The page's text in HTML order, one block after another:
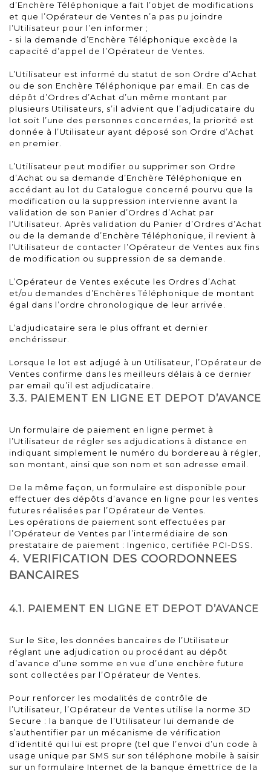
d’Enchère Téléphonique a fait l’objet de modifications
et que l’Opérateur de Ventes n’a pas pu joindre
l’Utilisateur pour l’en informer ;
- si la demande d’Enchère Téléphonique excède la
capacité d’appel de l’Opérateur de Ventes.
L’Utilisateur est informé du statut de son Ordre d’Achat
ou de son Enchère Téléphonique par email. En cas de
dépôt d’Ordres d’Achat d’un même montant par
plusieurs Utilisateurs, s’il advient que l’adjudicataire du
lot soit l’une des personnes concernées, la priorité est
donnée à l’Utilisateur ayant déposé son Ordre d’Achat
en premier.
L’Utilisateur peut modifier ou supprimer son Ordre
d’Achat ou sa demande d’Enchère Téléphonique en
accédant au lot du Catalogue concerné pourvu que la
modification ou la suppression intervienne avant la
validation de son Panier d’Ordres d’Achat par
l’Utilisateur. Après validation du Panier d’Ordres d’Achat
ou de la demande d’Enchère Téléphonique, il revient à
l’Utilisateur de contacter l’Opérateur de Ventes aux fins
de modification ou suppression de sa demande.
L’Opérateur de Ventes exécute les Ordres d’Achat
et/ou demandes d’Enchères Téléphonique de montant
égal dans l’ordre chronologique de leur arrivée.
L’adjudicataire sera le plus offrant et dernier
enchérisseur.
Lorsque le lot est adjugé à un Utilisateur, l’Opérateur de
Ventes confirme dans les meilleurs délais à ce dernier
par email qu’il est adjudicataire.
3.3. PAIEMENT EN LIGNE ET DEPOT D’AVANCE
Un formulaire de paiement en ligne permet à
l’Utilisateur de régler ses adjudications à distance en
indiquant simplement le numéro du bordereau à régler,
son montant, ainsi que son nom et son adresse email.
De la même façon, un formulaire est disponible pour
effectuer des dépôts d’avance en ligne pour les ventes
futures réalisées par l’Opérateur de Ventes.
Les opérations de paiement sont effectuées par
l’Opérateur de Ventes par l’intermédiaire de son
prestataire de paiement : Ingenico, certifiée PCI-DSS.
4. VERIFICATION DES COORDONNEES
BANCAIRES
4.1. PAIEMENT EN LIGNE ET DEPOT D’AVANCE
Sur le Site, les données bancaires de l’Utilisateur
réglant une adjudication ou procédant au dépôt
d’avance d’une somme en vue d’une enchère future
sont collectées par l’Opérateur de Ventes.
Pour renforcer les modalités de contrôle de
l’Utilisateur, l’Opérateur de Ventes utilise la norme 3D
Secure : la banque de l’Utilisateur lui demande de
s’authentifier par un mécanisme de vérification
d’identité qui lui est propre (tel que l’envoi d’un code à
usage unique par SMS sur son téléphone mobile à saisir
sur un formulaire Internet de la banque émettrice de la